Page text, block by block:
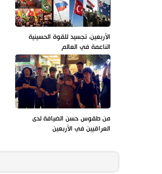
الأربعين، تجسيد للقوة الحسينية
الناعمة في العالم
من طقوس حسن الضيافة لدى
العراقيين في الأربعين